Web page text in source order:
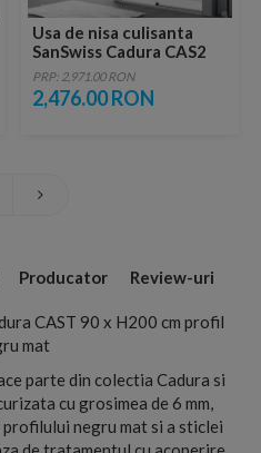
Usa de nisa culisanta
SanSwiss Cadura CAS2
110xH200 cm profil
negru mat
PRP: 2,971.00 RON
2,476.00 RON
Producator Review-uri
CAST 90 x H200 cm profil
mat
parte din colectia Cadura si
cu grosimea de 6 mm,
negru mat si a sticlei